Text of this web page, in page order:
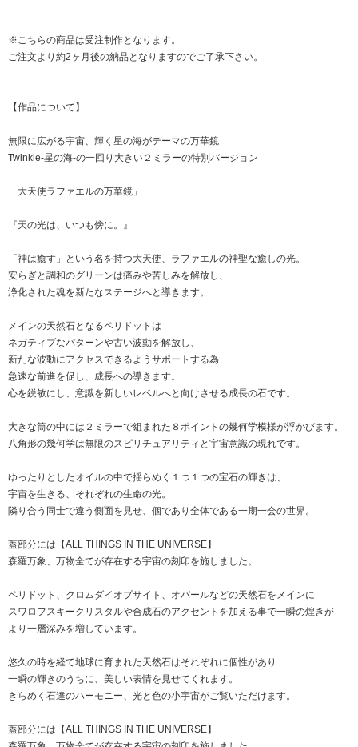
※こちらの商品は受注制作となります。
ご注文より約2ヶ月後の納品となりますのでご了承下さい。
【作品について】
無限に広がる宇宙、輝く星の海がテーマの万華鏡
Twinkle-星の海-の一回り大きい２ミラーの特別バージョン
「大天使ラファエルの万華鏡」
『天の光は、いつも傍に。』
「神は癒す」という名を持つ大天使、ラファエルの神聖な癒しの光。
安らぎと調和のグリーンは痛みや苦しみを解放し、
浄化された魂を新たなステージへと導きます。
メインの天然石となるペリドットは
ネガティブなパターンや古い波動を解放し、
新たな波動にアクセスできるようサポートする為
急速な前進を促し、成長への導きます。
心を鋭敏にし、意識を新しいレベルへと向けさせる成長の石です。
大きな筒の中には２ミラーで組まれた８ポイントの幾何学模様が浮かびます。
八角形の幾何学は無限のスピリチュアリティと宇宙意識の現れです。
ゆったりとしたオイルの中で揺らめく１つ１つの宝石の輝きは、
宇宙を生きる、それぞれの生命の光。
隣り合う同士で違う側面を見せ、個であり全体である一期一会の世界。
蓋部分には【ALL THINGS IN THE UNIVERSE】
森羅万象、万物全てが存在する宇宙の刻印を施しました。
ペリドット、クロムダイオプサイト、オパールなどの天然石をメインに
スワロフスキークリスタルや合成石のアクセントを加える事で一瞬の煌きが
より一層深みを増しています。
悠久の時を経て地球に育まれた天然石はそれぞれに個性があり
一瞬の輝きのうちに、美しい表情を見せてくれます。
きらめく石達のハーモニー、光と色の小宇宙がご覧いただけます。
蓋部分には【ALL THINGS IN THE UNIVERSE】